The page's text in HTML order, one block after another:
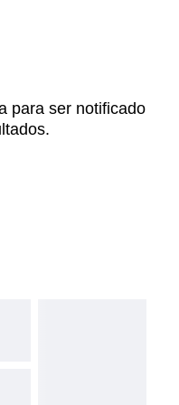
para ser notificado